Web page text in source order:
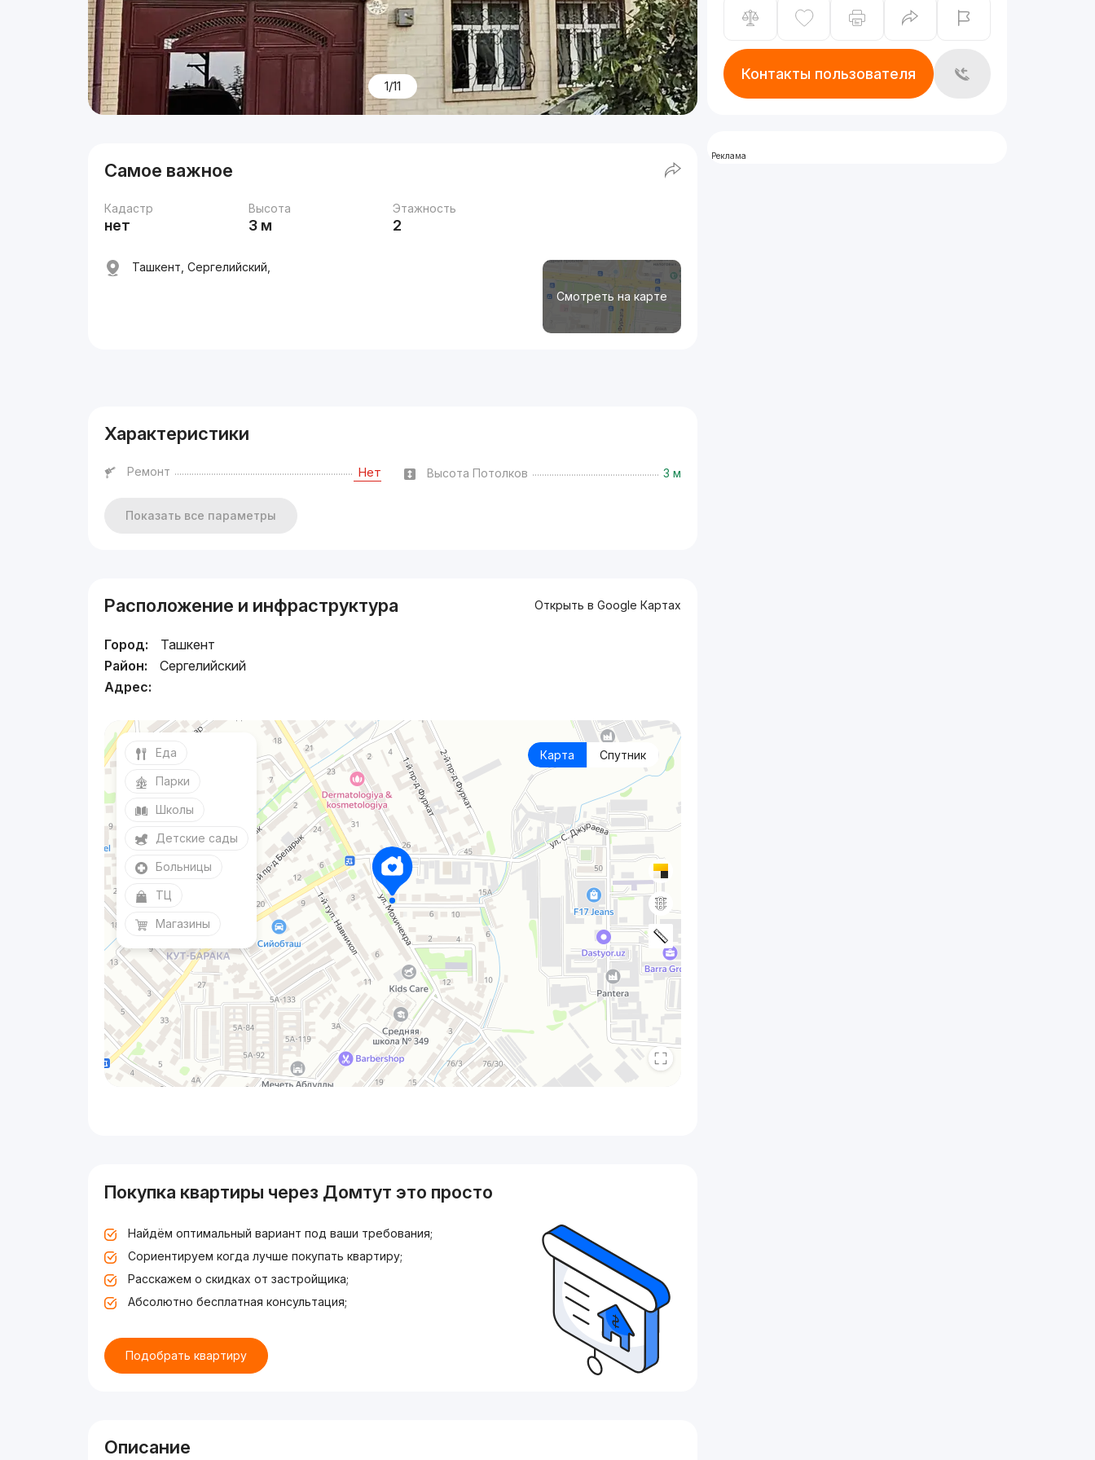
1/11
Самое важное
Кадастр
нет
Высота
3 м
Этажность
2
Смотреть на карте
Ташкент, Сергелийский,
Характеристики
Ремонт Нет Высота Потолков 3 м
Показать все параметры
Расположение и инфраструктура Открыть в Google Картах
Город:
Ташкент
Район:
Сергелийский
Адрес:
Карта Спутник
Еда
Парки
Школы
Детские сады
Больницы
ТЦ
Магазины
Покупка квартиры через Домтут это просто
Найдём оптимальный вариант под ваши требования;
Сориентируем когда лучше покупать квартиру;
Расскажем о скидках от застройщика;
Абсолютно бесплатная консультация;
Подобрать квартиру
Описание
Контакты пользователя
Реклама